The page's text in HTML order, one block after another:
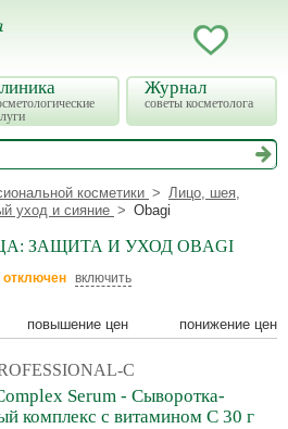
Журнал
советы косметолога
косметики
Лицо, шея,
уход и сияние Obagi
ЗАЩИТА И УХОД OBAGI
отключен включить
повышение цен понижение цен
C
Serum - Сыворотка-
комплекс с витамином С 30 г